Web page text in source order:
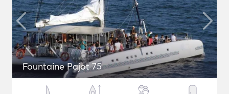
Fountaine Pajot 75